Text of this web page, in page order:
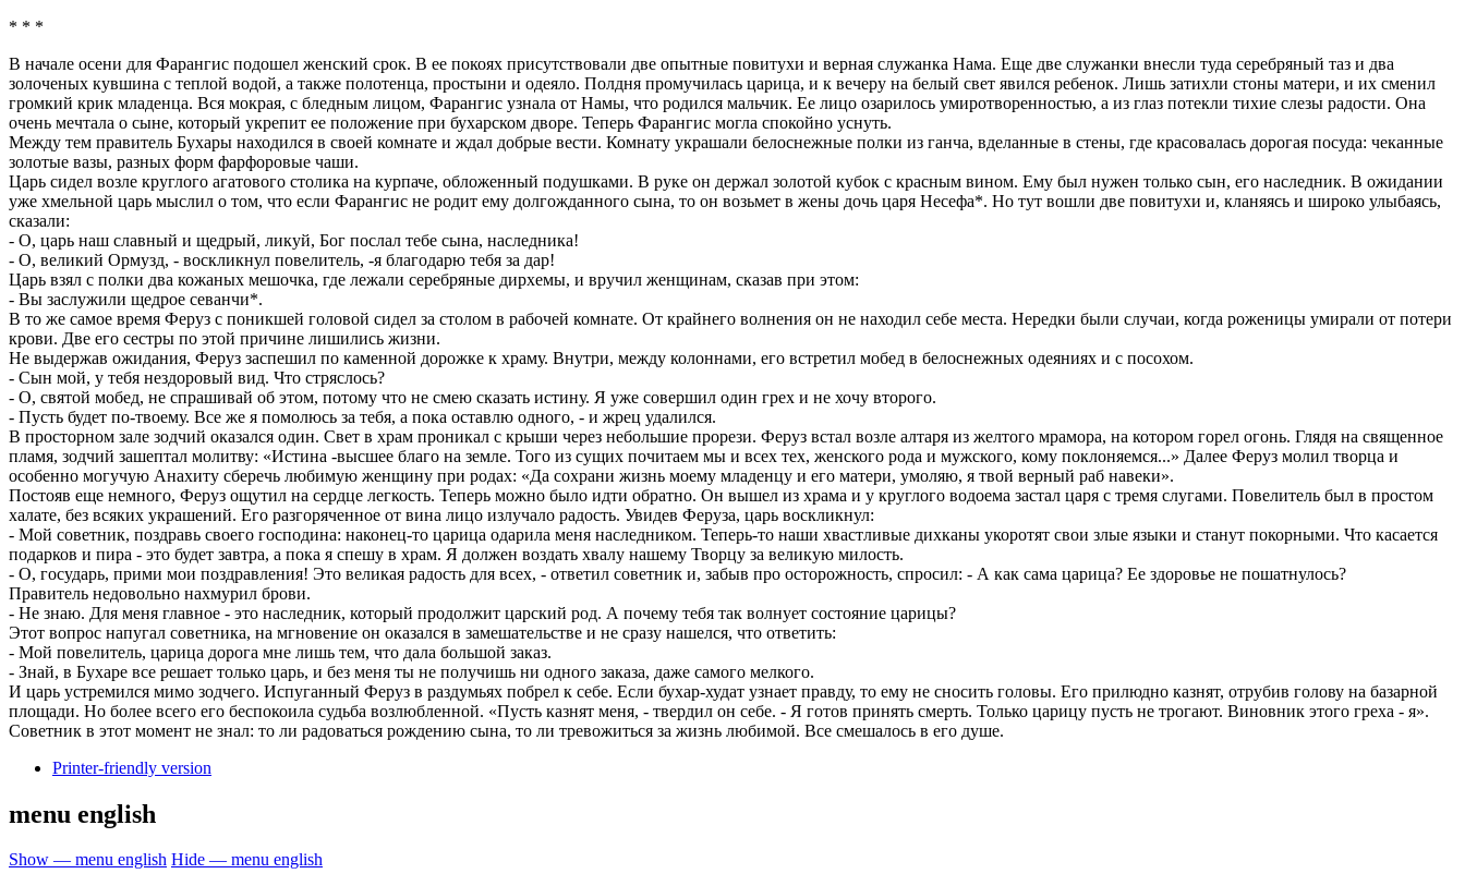
* * *
В начале осени для Фарангис подошел женский срок. В ее покоях присутствовали две опытные повитухи и верная служанка Нама. Еще две служанки внесли туда серебряный таз и два
золоченых кувшина с теплой водой, а также полотенца, простыни и одеяло. Полдня промучилась царица, и к вечеру на белый свет явился ребенок. Лишь затихли стоны матери, и их сменил
громкий крик младенца. Вся мокрая, с бледным лицом, Фарангис узнала от Намы, что родился мальчик. Ее лицо озарилось умиротворенностью, а из глаз потекли тихие слезы радости. Она
очень мечтала о сыне, который укрепит ее положение при бухарском дворе. Теперь Фарангис могла спокойно уснуть.
Между тем правитель Бухары находился в своей комнате и ждал добрые вести. Комнату украшали белоснежные полки из ганча, вделанные в стены, где красовалась дорогая посуда: чеканные
золотые вазы, разных форм фарфоровые чаши.
Царь сидел возле круглого агатового столика на курпаче, обложенный подушками. В руке он держал золотой кубок с красным вином. Ему был нужен только сын, его наследник. В ожидании
уже хмельной царь мыслил о том, что если Фарангис не родит ему долгожданного сына, то он возьмет в жены дочь царя Несефа*. Но тут вошли две повитухи и, кланяясь и широко улыбаясь,
сказали:
- О, царь наш славный и щедрый, ликуй, Бог послал тебе сына, наследника!
- О, великий Ормузд, - воскликнул повелитель, -я благодарю тебя за дар!
Царь взял с полки два кожаных мешочка, где лежали серебряные дирхемы, и вручил женщинам, сказав при этом:
- Вы заслужили щедрое севанчи*.
В то же самое время Феруз с поникшей головой сидел за столом в рабочей комнате. От крайнего волнения он не находил себе места. Нередки были случаи, когда роженицы умирали от потери
крови. Две его сестры по этой причине лишились жизни.
Не выдержав ожидания, Феруз заспешил по каменной дорожке к храму. Внутри, между колоннами, его встретил мобед в белоснежных одеяниях и с посохом.
- Сын мой, у тебя нездоровый вид. Что стряслось?
- О, святой мобед, не спрашивай об этом, потому что не смею сказать истину. Я уже совершил один грех и не хочу второго.
- Пусть будет по-твоему. Все же я помолюсь за тебя, а пока оставлю одного, - и жрец удалился.
В просторном зале зодчий оказался один. Свет в храм проникал с крыши через небольшие прорези. Феруз встал возле алтаря из желтого мрамора, на котором горел огонь. Глядя на священное
пламя, зодчий зашептал молитву: «Истина -высшее благо на земле. Того из сущих почитаем мы и всех тех, женского рода и мужского, кому поклоняемся...» Далее Феруз молил творца и
особенно могучую Анахиту сберечь любимую женщину при родах: «Да сохрани жизнь моему младенцу и его матери, умоляю, я твой верный раб навеки».
Постояв еще немного, Феруз ощутил на сердце легкость. Теперь можно было идти обратно. Он вышел из храма и у круглого водоема застал царя с тремя слугами. Повелитель был в простом
халате, без всяких украшений. Его разгоряченное от вина лицо излучало радость. Увидев Феруза, царь воскликнул:
- Мой советник, поздравь своего господина: наконец-то царица одарила меня наследником. Теперь-то наши хвастливые дихканы укоротят свои злые языки и станут покорными. Что касается
подарков и пира - это будет завтра, а пока я спешу в храм. Я должен воздать хвалу нашему Творцу за великую милость.
- О, государь, прими мои поздравления! Это великая радость для всех, - ответил советник и, забыв про осторожность, спросил: - А как сама царица? Ее здоровье не пошатнулось?
Правитель недовольно нахмурил брови.
- Не знаю. Для меня главное - это наследник, который продолжит царский род. А почему тебя так волнует состояние царицы?
Этот вопрос напугал советника, на мгновение он оказался в замешательстве и не сразу нашелся, что ответить:
- Мой повелитель, царица дорога мне лишь тем, что дала большой заказ.
- Знай, в Бухаре все решает только царь, и без меня ты не получишь ни одного заказа, даже самого мелкого.
И царь устремился мимо зодчего. Испуганный Феруз в раздумьях побрел к себе. Если бухар-худат узнает правду, то ему не сносить головы. Его прилюдно казнят, отрубив голову на базарной
площади. Но более всего его беспокоила судьба возлюбленной. «Пусть казнят меня, - твердил он себе. - Я готов принять смерть. Только царицу пусть не трогают. Виновник этого греха - я».
Советник в этот момент не знал: то ли радоваться рождению сына, то ли тревожиться за жизнь любимой. Все смешалось в его душе.
Printer-friendly version
menu english
Show — menu english Hide — menu english